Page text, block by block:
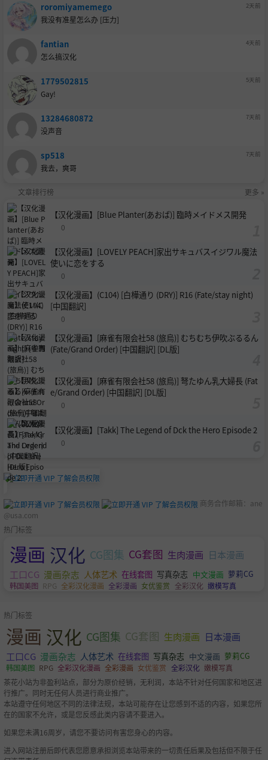
roromiyamemego 2天前
我没有准星怎么办 [压力]
fantian 4天前
怎么搞汉化
1779502815 5天前
Gay!
13284680872 7天前
没声音
sp518 7天前
我去，爽哥
文章排行榜 更多 »
【汉化漫画】[Blue Planter(あおば)] 臨時メイドメス開発
0
【汉化漫画】[LOVELY PEACH]家出サキュバスイジワル魔法
使いに恋をする
0
【汉化漫画】(C104) [白樺通り (DRY)] R16 (Fate/stay night)
[中国翻訳]
0
【汉化漫画】[麻雀有限会社58 (旅烏)] むちむち伊吹ぶるるん
(Fate/Grand Order) [中国翻訳] [DL版]
0
【汉化漫画】[麻雀有限会社58 (旅烏)] 弩たゆん乳大婦長 (Fat
e/Grand Order) [中国翻訳] [DL版]
0
【汉化漫画】[Takk] The Legend of Dck the Hero Episode 2
0
商务合作邮箱： ane
@usa.com
热门标签
漫画 汉化 CG图集 CG套图 生肉漫画 日本漫画
工口CG 漫画杂志 人体艺术 在线套图 写真杂志 中文漫画 萝莉CG
韩国美图 RPG 全彩汉化漫画 全彩漫画 女优鉴赏 全彩汉化 嫩模写真
热门标签
漫画 汉化 CG图集 CG套图 生肉漫画 日本漫画
工口CG 漫画杂志 人体艺术 在线套图 写真杂志 中文漫画 萝莉CG
韩国美图 RPG 全彩汉化漫画 全彩漫画 女优鉴赏 全彩汉化 嫩模写真
茶花小站为非盈利站点，部分为原价经销，无利润，本站不针对任何国家和地区进
行推广。同时无任何人员进行商业推广。
本站遵守任何地区不同的法律法规，本站可能存在让您感到不适的内容，如果您所
在的国家不允许，或是您反感此类内容请不要进入。
如果您未满16周岁，请您不要访问有害您身心的内容。
进入网站注册后即代表您愿意承担浏览本站带来的一切责任后果及包括但不限于任